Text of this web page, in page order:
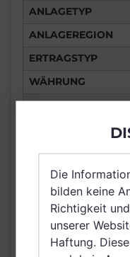
ANLAGETYP
ANLAGEREGION
ERTRAGSTYP
WÄHRUNG
Die
bilden keine
Richtigkeit
unserer
Haftung.